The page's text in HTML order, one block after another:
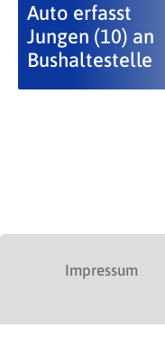
Auto erfasst
Jungen (10) an
Bushaltestelle
Impressum